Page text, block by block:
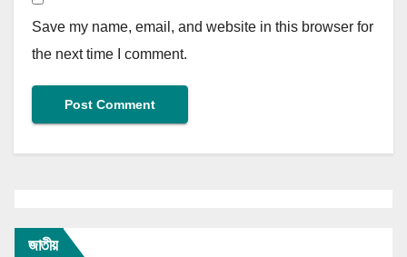
Save my name, email, and website in this browser for
the next time I comment.
জাতীয়